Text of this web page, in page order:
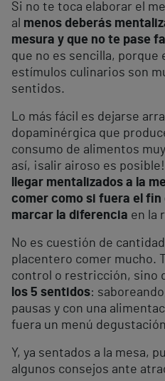
Si no te toca elaborar el
al menos deberás
mesura y que no te pase
que no es sencilla, porque
estímulos culinarios son
sentidos.
Lo más fácil es dejarse
dopaminérgica que
consumo de alimentos
así, ¡salir airoso es
llegar mentalizados a la
comer como si fuera el fin
marcar la diferencia en la
No es cuestión de
placentero comer mucho.
control o restricción, sino
los 5 sentidos:
pausas y con una
fuera un menú
Y, ya sentados a la mesa,
algunos consejos ante